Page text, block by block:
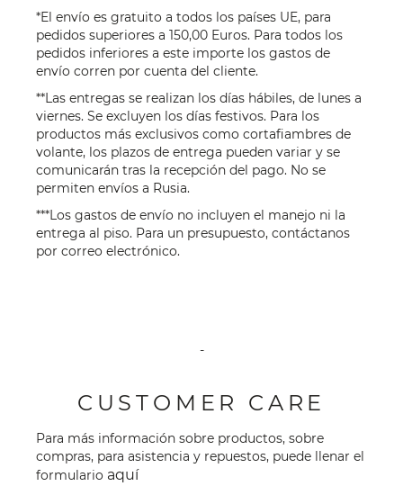
*El envío es gratuito a todos los países UE, para
pedidos superiores a 150,00 Euros. Para todos los
pedidos inferiores a este importe los gastos de
envío corren por cuenta del cliente.
**Las entregas se realizan los días hábiles, de lunes a
viernes. Se excluyen los días festivos. Para los
productos más exclusivos como cortafiambres de
volante, los plazos de entrega pueden variar y se
comunicarán tras la recepción del pago. No se
permiten envíos a Rusia.
***Los gastos de envío no incluyen el manejo ni la
entrega al piso. Para un presupuesto, contáctanos
por correo electrónico.
-
CUSTOMER CARE
Para más información sobre productos, sobre
compras, para asistencia y repuestos, puede llenar el
formulario aquí